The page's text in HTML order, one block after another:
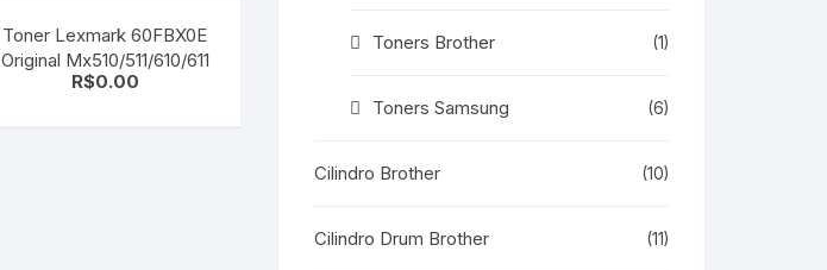
Toner Lexmark 60FBX0E
Original Mx510/511/610/611
R$0.00
Toners Brother (1)
Toners Samsung (6)
Cilindro Brother (10)
Cilindro Drum Brother (11)